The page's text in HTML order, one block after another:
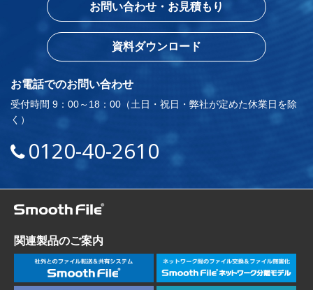
お問い合わせ・お見積もり
資料ダウンロード
お電話でのお問い合わせ
受付時間 9：00～18：00（土日・祝日・弊社が定めた休業日を除
く）
0120-40-2610
関連製品のご案内